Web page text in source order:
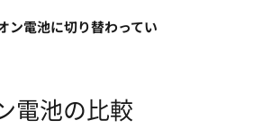
ン電池に切り替わってい
電池の比較